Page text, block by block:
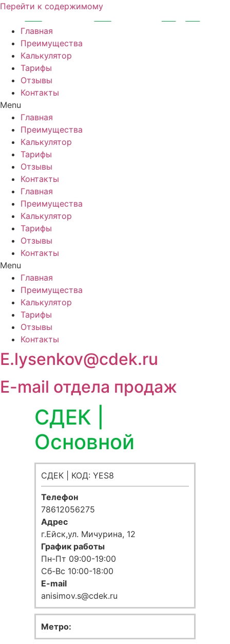
Перейти к содержимому
Главная
Преимущества
Калькулятор
Тарифы
Отзывы
Контакты
Menu
Главная
Преимущества
Калькулятор
Тарифы
Отзывы
Контакты
Главная
Преимущества
Калькулятор
Тарифы
Отзывы
Контакты
Menu
Главная
Преимущества
Калькулятор
Тарифы
Отзывы
Контакты
E.lysenkov@cdek.ru
E-mail отдела продаж
СДЕК |
Основной
СДЕК | КОД: YES8
Телефон
78612056275
Адрес
г.Ейск,ул. Мичурина, 12
График работы
Пн-Пт 09:00-19:00
Сб-Вс 10:00-18:00
E-mail
anisimov.s@cdek.ru
Метро: